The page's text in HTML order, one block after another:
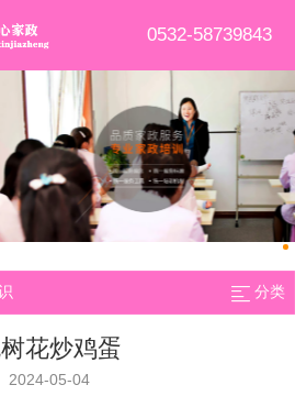
0532-58739843
分类
花炒鸡蛋
2024-05-04